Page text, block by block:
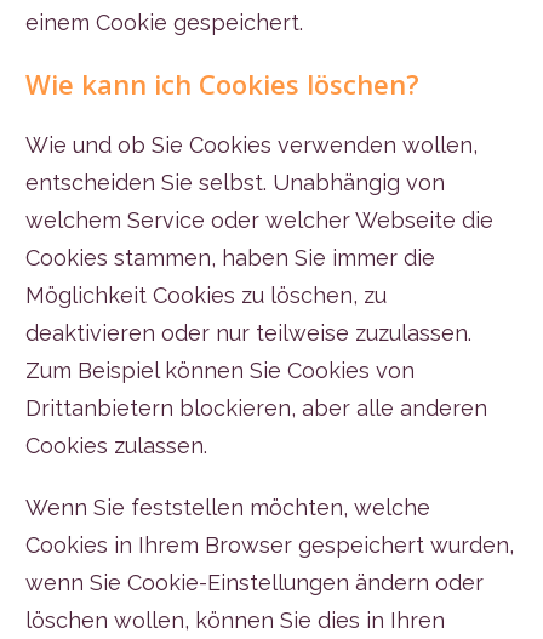
einem Cookie gespeichert.
Wie kann ich Cookies löschen?
Wie und ob Sie Cookies verwenden wollen,
entscheiden Sie selbst. Unabhängig von
welchem Service oder welcher Webseite die
Cookies stammen, haben Sie immer die
Möglichkeit Cookies zu löschen, zu
deaktivieren oder nur teilweise zuzulassen.
Zum Beispiel können Sie Cookies von
Drittanbietern blockieren, aber alle anderen
Cookies zulassen.
Wenn Sie feststellen möchten, welche
Cookies in Ihrem Browser gespeichert wurden,
wenn Sie Cookie-Einstellungen ändern oder
löschen wollen, können Sie dies in Ihren